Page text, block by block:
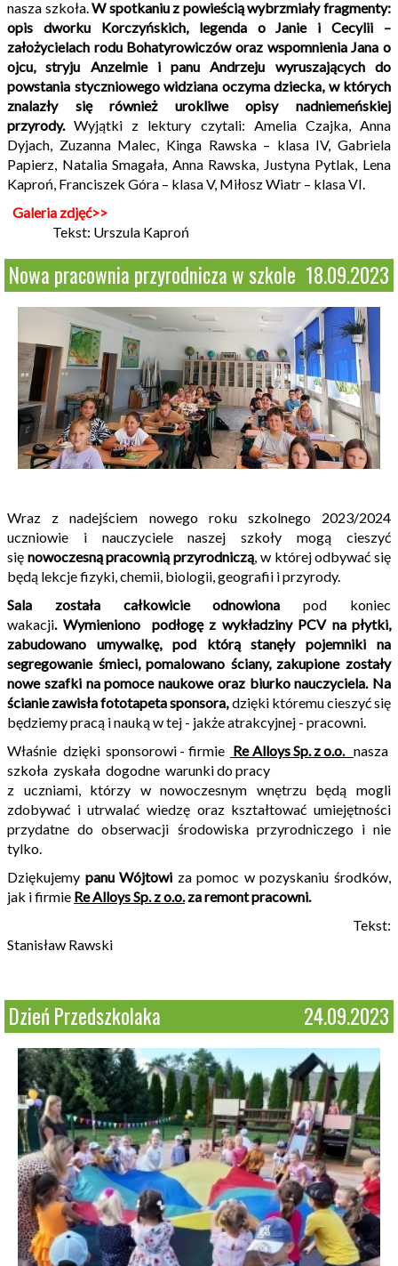
nasza szkoła.W spotkaniu z powieścią wybrzmiały fragmenty:
opis dworku Korczyńskich, legenda o Janie i Cecylii –
założycielach rodu Bohatyrowiczów oraz wspomnienia Jana o
ojcu, stryju Anzelmie i panu Andrzeju wyruszających do
powstania styczniowego widziana oczyma dziecka, w których
znalazły się również urokliwe opisy nadniemeńskiej
przyrody.Wyjątki z lektury czytali: Amelia Czajka, Anna
Dyjach, Zuzanna Malec, Kinga Rawska – klasa IV, Gabriela
Papierz, Natalia Smagała, Anna Rawska, Justyna Pytlak, Lena
Kaproń, Franciszek Góra – klasa V, Miłosz Wiatr – klasa VI.
Galeria zdjęć>>
Tekst: Urszula Kaproń
Nowa pracownia przyrodnicza w szkole 18.09.2023
Wraz z nadejściem nowego roku szkolnego 2023/2024
uczniowie i nauczyciele naszej szkoły mogą cieszyć
się nowoczesną pracownią przyrodniczą , w której odbywać się
będą lekcje fizyki, chemii, biologii, geografii i przyrody.
Sala została całkowicie odnowionapod koniec
wakacji. Wymieniono podłogę z wykładziny PCV na płytki,
zabudowano umywalkę, pod którą stanęły pojemniki na
segregowanie śmieci, pomalowano ściany, zakupione zostały
nowe szafki na pomoce naukowe oraz biurko nauczyciela. Na
ścianie zawisła fototapeta sponsora, dzięki któremu cieszyć się
będziemy pracą i nauką w tej - jakże atrakcyjnej - pracowni.
Właśnie dzięki sponsorowi - firmie Re Alloys Sp. z o.o. nasza
szkoła zyskała dogodne warunki do pracy
z uczniami, którzy w nowoczesnym wnętrzu będą mogli
zdobywać i utrwalać wiedzę oraz kształtować umiejętności
przydatne do obserwacji środowiska przyrodniczego i nie
tylko.
Dziękujemy panu Wójtowi za pomoc w pozyskaniu środków,
jak i firmie Re Alloys Sp. z o.o. za remont pracowni.
Tekst:
Stanisław Rawski
Dzień Przedszkolaka 24.09.2023